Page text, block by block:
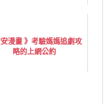
安漫畫 》考驗媽媽追劇攻
略的上網公約